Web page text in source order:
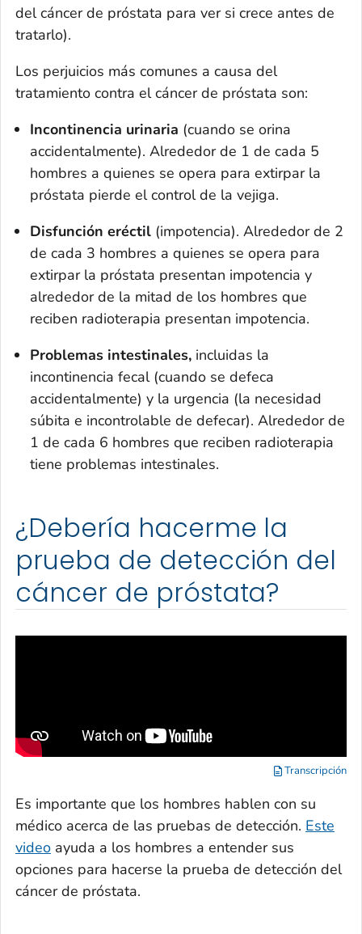
del cáncer de próstata para ver si crece antes de
tratarlo).
Los perjuicios más comunes a causa del
tratamiento contra el cáncer de próstata son:
Incontinencia urinaria (cuando se orina
accidentalmente). Alrededor de 1 de cada 5
hombres a quienes se opera para extirpar la
próstata pierde el control de la vejiga.
Disfunción eréctil (impotencia). Alrededor de 2
de cada 3 hombres a quienes se opera para
extirpar la próstata presentan impotencia y
alrededor de la mitad de los hombres que
reciben radioterapia presentan impotencia.
Problemas intestinales, incluidas la
incontinencia fecal (cuando se defeca
accidentalmente) y la urgencia (la necesidad
súbita e incontrolable de defecar). Alrededor de
1 de cada 6 hombres que reciben radioterapia
tiene problemas intestinales.
¿Debería hacerme la
prueba de detección del
cáncer de próstata?
Transcripción
Es importante que los hombres hablen con su
médico acerca de las pruebas de detección. Este
video ayuda a los hombres a entender sus
opciones para hacerse la prueba de detección del
cáncer de próstata.